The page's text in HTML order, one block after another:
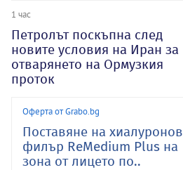
1 час
Петролът поскъпна след
новите условия на Иран за
отварянето на Ормузкия
проток
Оферта от Grabo.bg
Поставяне на хиалуронов
филър ReMedium Plus на
зона от лицето по..